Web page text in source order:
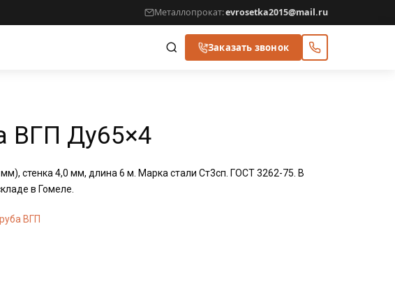
Металлопрокат:evrosetka2015@mail.ru
Заказать звонок
ВГП Ду65×4
стенка 4,0 мм, длина 6 м. Марка стали Ст3сп. ГОСТ 3262-75. В
в Гомеле.
ВГП